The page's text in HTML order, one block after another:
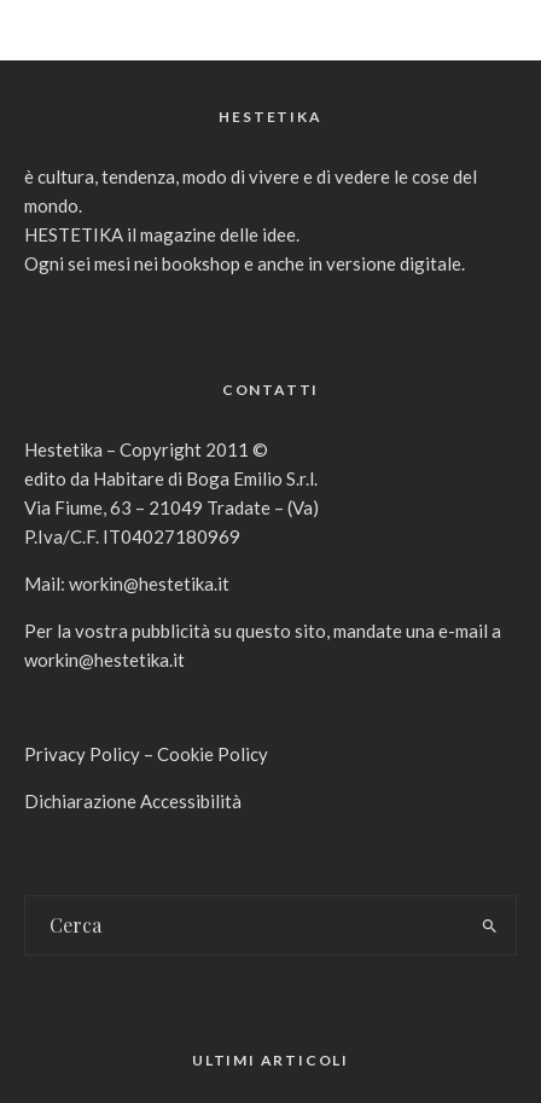
HESTETIKA
è cultura, tendenza, modo di vivere e di vedere le cose del
mondo.
HESTETIKA il magazine delle idee.
Ogni sei mesi nei bookshop e anche in versione digitale.
CONTATTI
Hestetika – Copyright 2011 ©
edito da Habitare di Boga Emilio S.r.l.
Via Fiume, 63 – 21049 Tradate – (Va)
P.Iva/C.F. IT04027180969
Mail: workin@hestetika.it
Per la vostra pubblicità su questo sito, mandate una e-mail a
workin@hestetika.it
Privacy Policy – Cookie Policy
Dichiarazione Accessibilità
ULTIMI ARTICOLI